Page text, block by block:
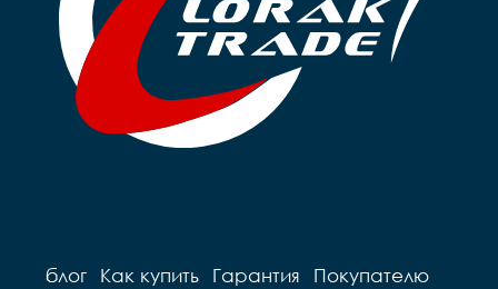
блог Как купить Гарантия
Покупателю